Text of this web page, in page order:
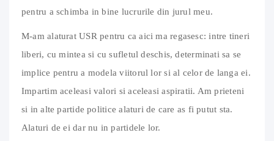
pentru a schimba in bine lucrurile din jurul meu.
M-am alaturat USR pentru ca aici ma regasesc: intre tineri
liberi, cu mintea si cu sufletul deschis, determinati sa se
implice pentru a modela viitorul lor si al celor de langa ei.
Impartim aceleasi valori si aceleasi aspiratii. Am prieteni
si in alte partide politice alaturi de care as fi putut sta.
Alaturi de ei dar nu in partidele lor.